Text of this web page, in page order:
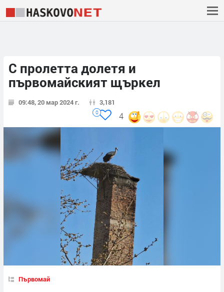
С пролетта долетя и
първомайският щъркел
09:48, 20 мар 2024 г. 3,181
4
0
Първомай